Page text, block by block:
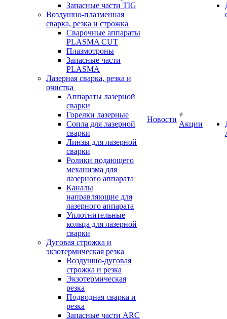
Запасные части TIG
Воздушно-плазменная
сварка, резка и строжка
Сварочные аппараты
PLASMA CUT
Плазмотроны
Запасные части
PLASMA
Лазерная сварка, резка и
очистка
Аппараты лазерной
сварки
Горелки лазерные
Сопла для лазерной
сварки
Линзы для лазерной
сварки
Ролики подающего
механизма для
лазерного аппарата
Каналы
направляющие для
лазерного аппарата
Уплотнительные
кольца для лазерной
сварки
Дуговая строжка и
экзотермическая резка
Воздушно-дуговая
строжка и резка
Экзотермическая
резка
Подводная сварка и
резка
Запасные части ARC
Новости
Акции